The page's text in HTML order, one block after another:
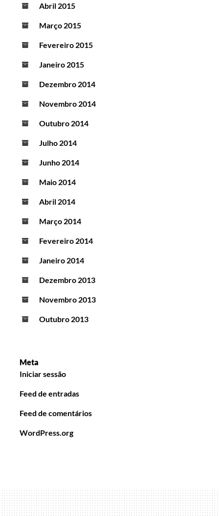
Abril 2015
Março 2015
Fevereiro 2015
Janeiro 2015
Dezembro 2014
Novembro 2014
Outubro 2014
Julho 2014
Junho 2014
Maio 2014
Abril 2014
Março 2014
Fevereiro 2014
Janeiro 2014
Dezembro 2013
Novembro 2013
Outubro 2013
Meta
Iniciar sessão
Feed de entradas
Feed de comentários
WordPress.org